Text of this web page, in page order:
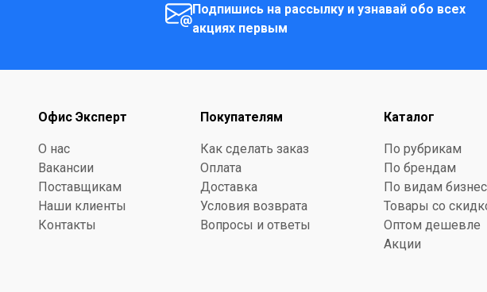
Подпишись на рассылку и узнавай обо всех
акциях первым
Офис Эксперт
О нас
Вакансии
Поставщикам
Наши клиенты
Контакты
Покупателям
Как сделать заказ
Оплата
Доставка
Условия возврата
Вопросы и ответы
Каталог
По рубрикам
По брендам
По видам
Товары со
Оптом дешевле
Акции